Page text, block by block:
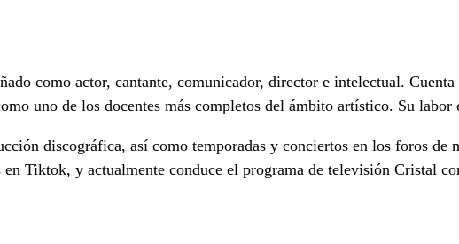
como actor, cantante, comunicador, director e intelectual.
uno de los docentes más completos del ámbito artístico. Su labor
discográfica, así como temporadas y conciertos en los foros de
Tiktok, y actualmente conduce el programa de televisión Cristal